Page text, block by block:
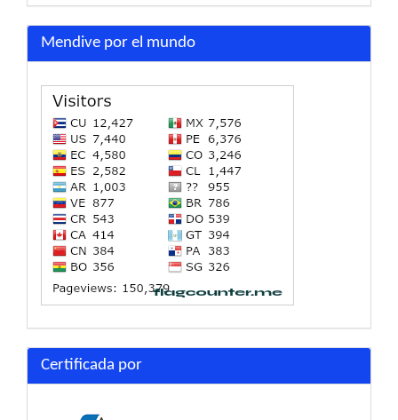
Mendive por el mundo
Certificada por